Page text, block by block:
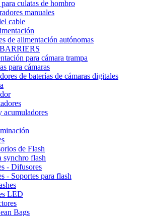
culatas de hombro
manuales
cable
de alimentación autónomas
para cámara trampa
para cámaras
de baterías de cámaras digitales
acumuladores
de Flash
synchro flash
- Difusores
- Soportes para flash
LED
Bags